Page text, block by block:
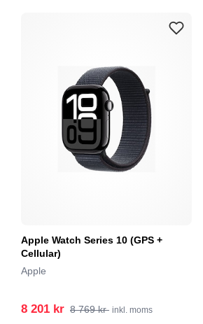
Apple Watch Series 10 (GPS +
Cellular)
Apple
8 201 kr 8 769 kr inkl. moms